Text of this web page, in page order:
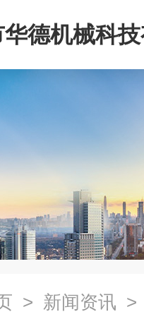
德机械科
> 新闻资讯 >